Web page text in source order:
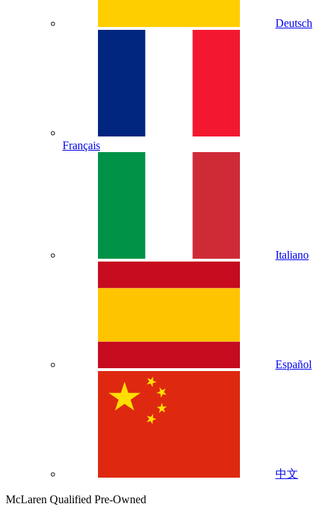
Deutsch
Français
Italiano
Español
中文
McLaren Qualified Pre-Owned